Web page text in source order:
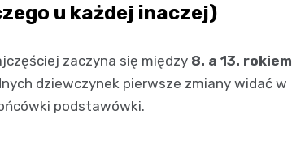
u każdej inaczej)
zaczyna się między 8. a 13. rokiem
dziewczynek pierwsze zmiany widać w
podstawówki.